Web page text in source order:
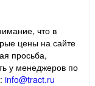
что в
цены на сайте
просьба,
у менеджеров по
info@tract.ru